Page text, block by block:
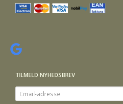
TILMELD NYHEDSBREV
Email-
adresse